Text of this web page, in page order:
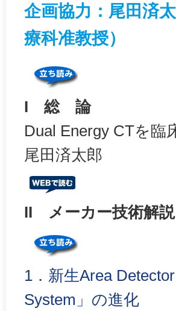
企画協力：尾田済
療科准教授）
I 総 論
Dual Energy CTを臨
尾田済太郎
II メーカー技術解説
1．新生Area
System」の進化